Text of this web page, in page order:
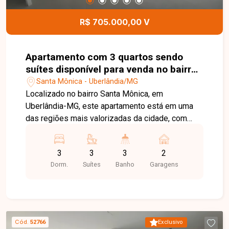
localizado no bairro Santa Mônica. Agende uma
visita e venha conhecer todos os detalhes deste
R$ 705.000,00 V
Apartamento com 3 quartos sendo
suítes disponível para venda no bairro
Santa Mônica em Uberlândia-MG
Santa Mônica - Uberlândia/MG
Localizado no bairro Santa Mônica, em
Uberlândia-MG, este apartamento está em uma
das regiões mais valorizadas da cidade, com
principais vias e proximidade com universidades,
supermercados, escolas, farmácias, restaurantes
e diversos comércios e serviços, proporcionando
03 quartos, sendo 01 suíte e 02 semi-suítes,
3
Dorm.
3
Suítes
3
Banho
2
Garagens
Exclusivo
Cód. 52766